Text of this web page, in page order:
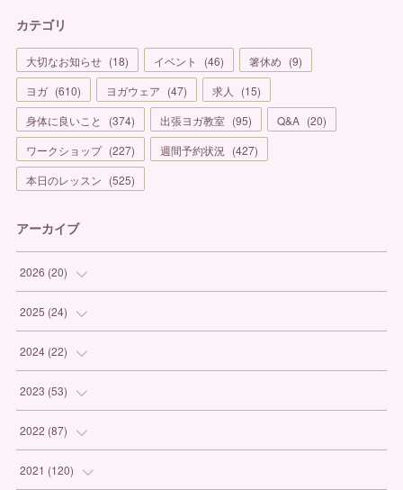
カテゴリ
大切なお知らせ (18) イベント (46) 箸休め (9)
ヨガ (610) ヨガウェア (47) 求人 (15)
身体に良いこと
(374) 出張ヨガ教室 (95) Q&A (20)
ワークショップ (227) 週間予約状況 (427)
本日のレッスン (525)
アーカイブ
2026 (20)
(1
(3
(6
(5
2025 (24)
(1
(7
(3
(4)
2024 (22)
(1
(1
(2)
2023 (53)
(6
(1)
2022 (87)
(12
2021 (120)